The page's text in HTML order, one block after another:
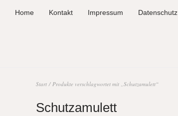
Home Kontakt Impressum Datenschutz
Start / Produkte verschlagwortet mit „Schutzamulett“
Schutzamulett